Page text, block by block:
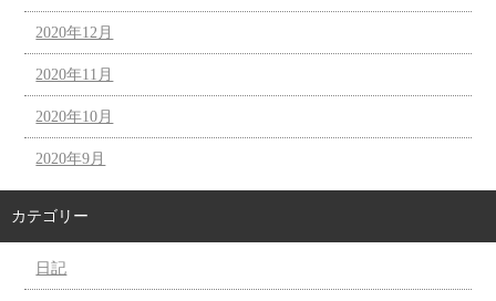
2020年12月
2020年11月
2020年10月
2020年9月
カテゴリー
日記